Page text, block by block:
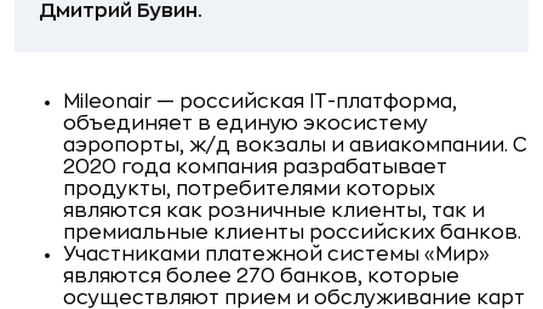
Дмитрий Бувин.
Mileonair — российская IT-платформа,
объединяет в единую экосистему
аэропорты, ж/д вокзалы и авиакомпании. С
2020 года компания разрабатывает
продукты, потребителями которых
являются как розничные клиенты, так и
премиальные клиенты российских банков.
Участниками платежной системы «Мир»
являются более 270 банков, которые
осуществляют прием и обслуживание карт